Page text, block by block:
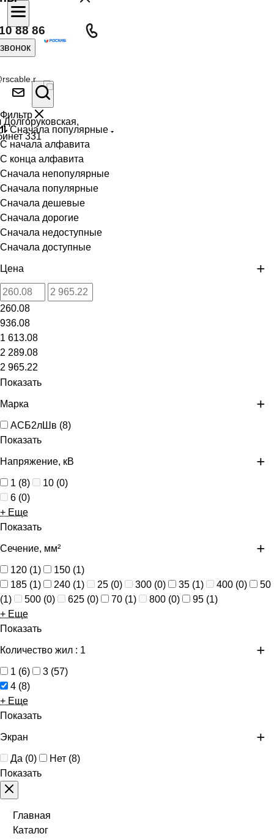
88 86
331
Фильтр
Сначала популярные
С начала алфавита
С конца алфавита
Сначала непопулярные
Сначала популярные
Сначала дешевые
Сначала дорогие
Сначала недоступные
Сначала доступные
Цена
260.08
936.08
1 613.08
2 289.08
2 965.22
Показать
Марка
АСБ2лШв (8)
Показать
Напряжение, кВ
1 (8) 10 (0)
6 (0)
+ Еще
Показать
Сечение, мм²
120 (1) 150 (1)
185 (1) 240 (1) 25 (0) 300 (0) 35 (1) 400 (0)
50
(1) 500 (0) 625 (0) 70 (1) 800 (0) 95 (1)
+ Еще
Показать
Количество жил : 1
1 (6) 3 (57)
4 (8)
+ Еще
Показать
Экран
Да (0) Нет (8)
Показать
Главная
Каталог